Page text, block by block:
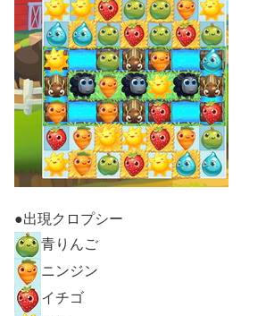
●出現クロプシー
青りんご
ニンジン
イチゴ